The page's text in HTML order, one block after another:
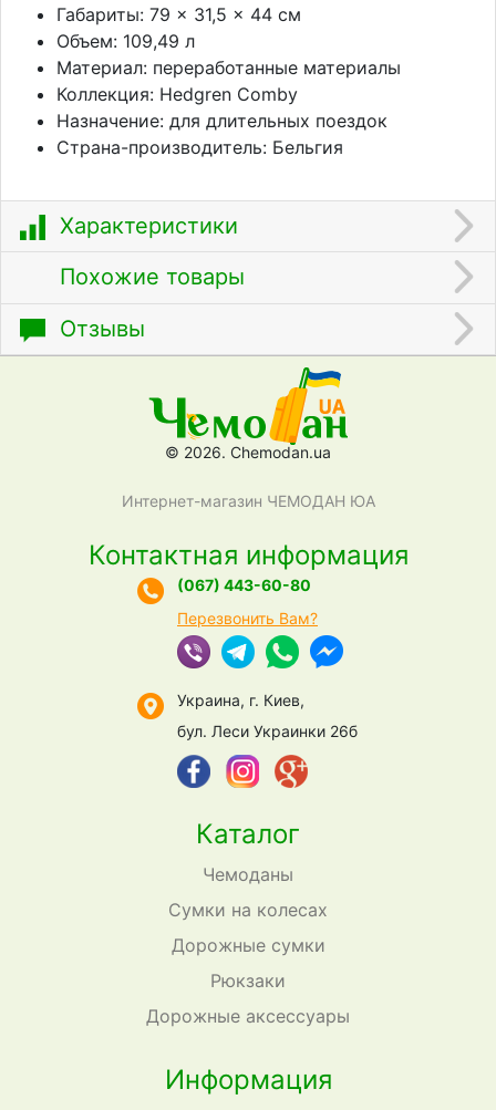
Габариты: 79 × 31,5 × 44 см
Объем: 109,49 л
Материал: переработанные материалы
Коллекция: Hedgren Comby
Назначение: для длительных поездок
Страна-производитель: Бельгия
Характеристики
Похожие товары
Отзывы
© 2026. Chemodan.ua
Интернет-магазин ЧЕМОДАН ЮА
Каталог
Чемоданы
Сумки на колесах
Дорожные сумки
Рюкзаки
Дорожные аксессуары
Информация
Контактная информация
(067) 443-60-80
Перезвонить Вам?
Украина, г. Киев,
бул. Леси Украинки 26б